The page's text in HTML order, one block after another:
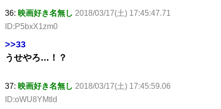
36: 映画好き名無し 2018/03/17(土) 17:45:47.71
ID:P5bxX1zm0
>>33
うせやろ…！？
37: 映画好き名無し 2018/03/17(土) 17:45:59.06
ID:oWU8YMtld